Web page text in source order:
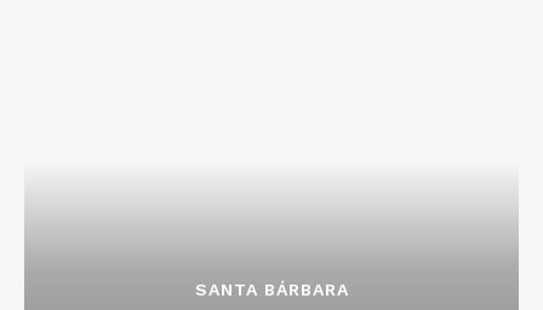
SANTA BÁRBARA